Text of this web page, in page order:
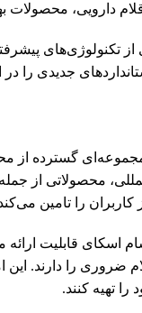
دارویی، محصولات
تکنولوژی‌های
جدیدی را
گسترده از
محصولاتی از
را تامین
اسکای قابلیت
را دارند. این
را تهیه کنند.